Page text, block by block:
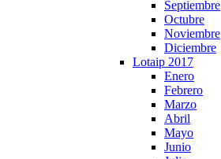
Septiembre
Octubre
Noviembre
Diciembre
Lotaip 2017
Enero
Febrero
Marzo
Abril
Mayo
Junio